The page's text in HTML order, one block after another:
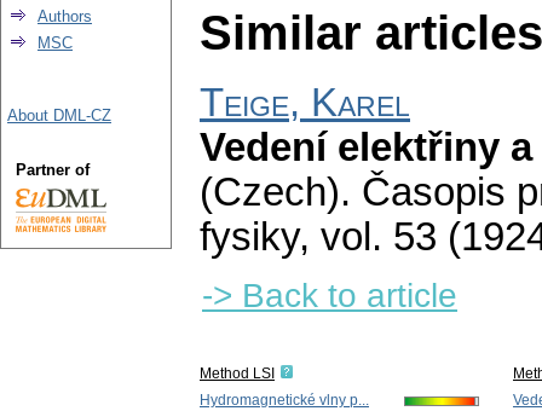
Similar
Teige, Karel
Vedení elektřiny
(Czech). Časopis
fysiky, vol. 53
-> Back to article
Method LSI
Hydromagnetické vlny p...
Authors
MSC
About DML-CZ
Partner of